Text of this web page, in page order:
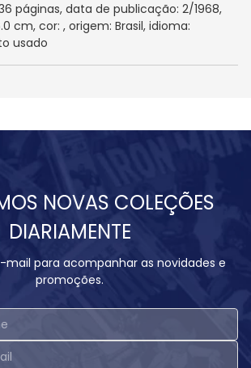
páginas, data de publicação: 2/1968,
cm, cor: , origem: Brasil, idioma:
usado
NOVAS COLEÇÕES
DIARIAMENTE
mail para acompanhar as novidades e
promoções.